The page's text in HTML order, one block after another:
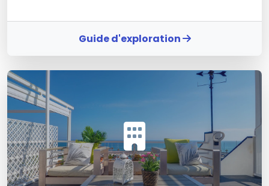
Guide d'exploration